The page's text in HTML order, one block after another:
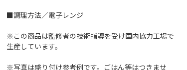
■調理方法／電子レンジ
※この商品は監修者の技術指導を受け国内協力工場で
生産しています。
※写真は盛り付け参考例です。ごはん等はつきませ